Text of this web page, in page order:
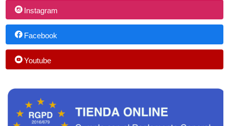
Instagram
Facebook
Youtube